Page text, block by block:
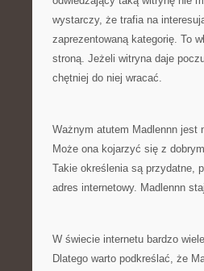
wystarczy, że trafia na
zaprezentowaną kategorię. To
stroną. Jeżeli witryna daje
chętniej do niej wracać.
Ważnym atutem Madlennn jest
Może ona kojarzyć się z
Takie określenia są przydatne,
adres internetowy. Madlennn
W świecie internetu bardzo
Dlatego warto podkreślać, że